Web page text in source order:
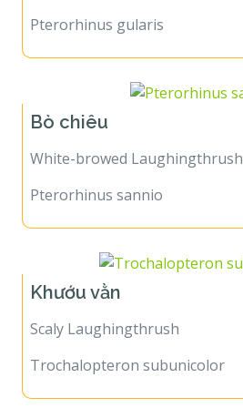
Pterorhinus gularis
Bò chiêu
White-browed Laughingthrush
Pterorhinus sannio
Khướu vằn
Scaly Laughingthrush
Trochalopteron subunicolor